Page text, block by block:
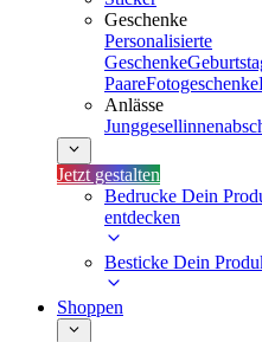
Geschenke
Personalisierte
Geschenke
PaareFotogeschenke
Anlässe
Jetzt gestalten
Bedrucke Dein
entdecken
Besticke Dein
Shoppen